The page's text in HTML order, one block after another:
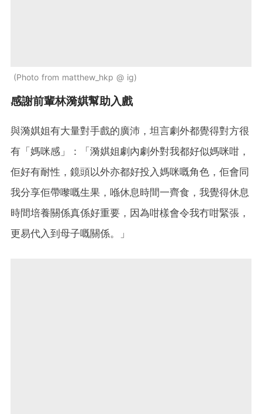
Photo from matthew_hkp @ ig
感謝前輩林漪娸幫助入戲
與漪娸姐有大量對手戲的廣沛，坦言劇外都覺得對方很
有「媽咪感」：「漪娸姐劇內劇外對我都好似媽咪咁，
佢好有耐性，鏡頭以外亦都好投入媽咪嘅角色，佢會同
我分享佢帶嚟嘅生果，喺休息時間一齊食，我覺得休息
時間培養關係真係好重要，因為咁樣會令我冇咁緊張，
更易代入到母子嘅關係。」